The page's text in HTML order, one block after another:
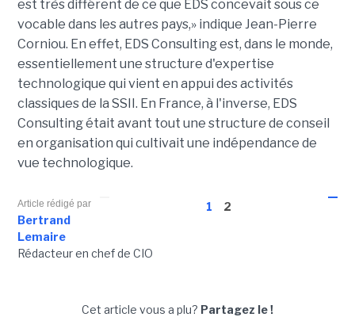
est très différent de ce que EDS concevait sous ce
vocable dans les autres pays,» indique Jean-Pierre
Corniou. En effet, EDS Consulting est, dans le monde,
essentiellement une structure d'expertise
technologique qui vient en appui des activités
classiques de la SSII. En France, à l'inverse, EDS
Consulting était avant tout une structure de conseil
en organisation qui cultivait une indépendance de
vue technologique.
1 2
Article rédigé par
Bertrand
Lemaire
Rédacteur en chef de CIO
Cet article vous a plu? Partagez le !